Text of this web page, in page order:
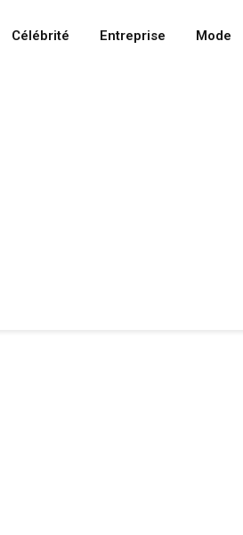
Célébrité Entreprise Mode